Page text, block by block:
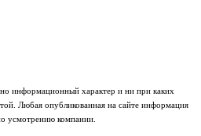
информационный характер и ни при каких
Любая опубликованная на сайте информация
усмотрению компании.